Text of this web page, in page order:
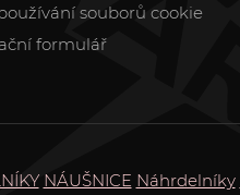
souborů cookie
formulář
NÁUŠNICE Náhrdelníky